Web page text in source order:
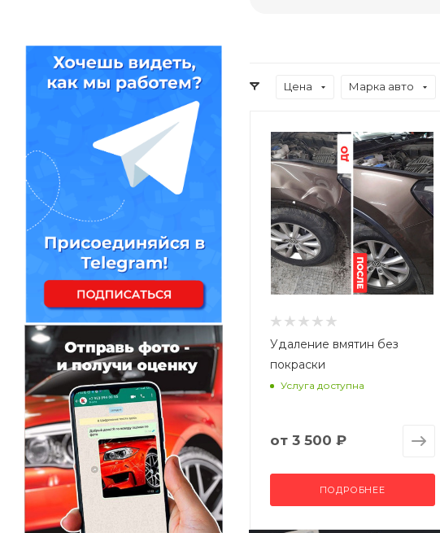
Цена Марка авто
Удаление вмятин без
покраски
Услуга доступна
от 3 500 ₽
ПОДРОБНЕЕ